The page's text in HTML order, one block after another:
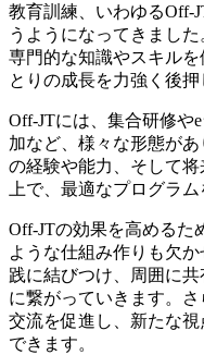
教育訓練、いわゆるOff-
うようになってきまし
専門的な知識やスキル
とりの成長を力強く後押
Off-JTには、集合研修や
加など、様々な形態が
の経験や能力、そして
上で、最適なプログラ
Off-JTの効果を高めるた
ような仕組み作り も欠
践に結びつけ、周囲に
に繋がっていきます。
交流を促進し、新たな
できます。